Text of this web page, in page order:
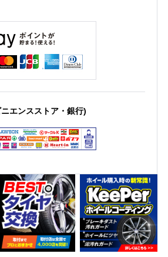
エンスストア・銀行)